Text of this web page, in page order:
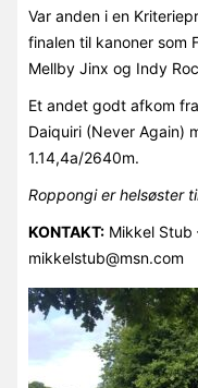
Var anden i en
finalen til kanoner som
Mellby Jinx og Indy
Et andet godt afkom
Daiquiri (Never Again)
1.14,4a/2640m.
Roppongi er helsøster
KONTAKT:Mikkel Stub
mikkelstub@msn.com